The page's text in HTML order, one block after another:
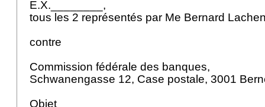
E.X.________,
tous les 2 représentés par Me Bernard
contre
Commission fédérale des banques,
Schwanengasse 12, Case postale, 3001
Objet